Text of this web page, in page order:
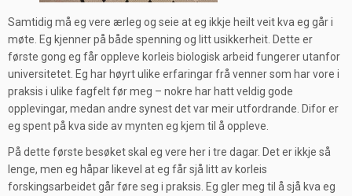
Samtidig må eg vere ærleg og seie at eg ikkje heilt veit kva eg går i
møte. Eg kjenner på både spenning og litt usikkerheit. Dette er
første gong eg får oppleve korleis biologisk arbeid fungerer utanfor
universitetet. Eg har høyrt ulike erfaringar frå venner som har vore i
praksis i ulike fagfelt før meg – nokre har hatt veldig gode
opplevingar, medan andre synest det var meir utfordrande. Difor er
eg spent på kva side av mynten eg kjem til å oppleve.
På dette første besøket skal eg vere her i tre dagar. Det er ikkje så
lenge, men eg håpar likevel at eg får sjå litt av korleis
forskingsarbeidet går føre seg i praksis. Eg gler meg til å sjå kva eg